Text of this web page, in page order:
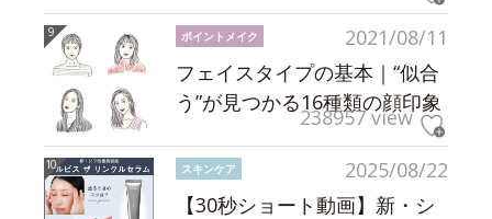
2021/08/11
ポイントメイク
フェイスタイプの基本｜“似合
う”が見つかる16種類の顔印象
238957 view
2025/08/22
スキンケア
【30秒ショート動画】新・シ